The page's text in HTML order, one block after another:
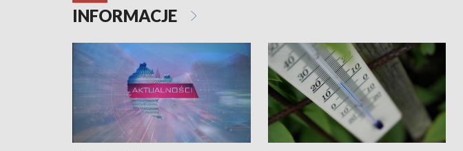
INFORMACJE